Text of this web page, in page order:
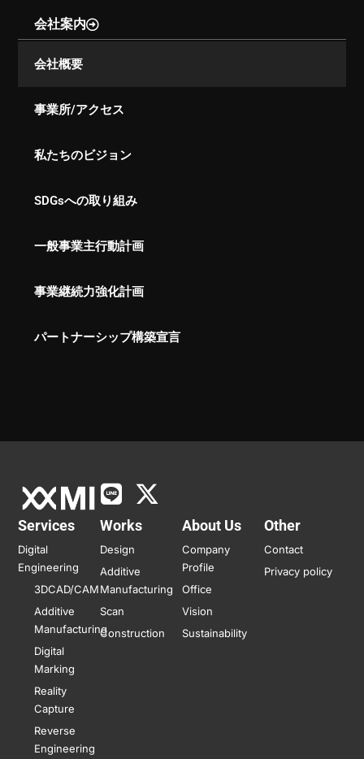
会社案内
会社概要
事業所/アクセス
私たちのビジョン
SDGsへの取り組み
一般事業主行動計画
事業継続力強化計画
パートナーシップ構築宣言
Services
Digital
Engineering
3DCAD/CAM
Additive
Manufacturing
Digital
Marking
Reality
Capture
Reverse
Engineering
Works
Design
Additive
Manufacturing
Scan
Construction
About Us
Company
Profile
Office
Vision
Sustainability
Other
Contact
Privacy policy